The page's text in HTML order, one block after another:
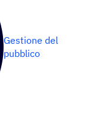
Gestione del
pubblico